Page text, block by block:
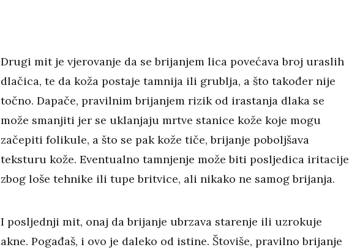
Drugi mit je vjerovanje da se brijanjem lica povećava broj uraslih
dlačica, te da koža postaje tamnija ili grublja, a što također nije
točno. Dapače, pravilnim brijanjem rizik od irastanja dlaka se
može smanjiti jer se uklanjaju mrtve stanice kože koje mogu
začepiti folikule, a što se pak kože tiče, brijanje poboljšava
teksturu kože. Eventualno tamnjenje može biti posljedica iritacije
zbog loše tehnike ili tupe britvice, ali nikako ne samog brijanja.
I posljednji mit, onaj da brijanje ubrzava starenje ili uzrokuje
akne. Pogađaš, i ovo je daleko od istine. Štoviše, pravilno brijanje